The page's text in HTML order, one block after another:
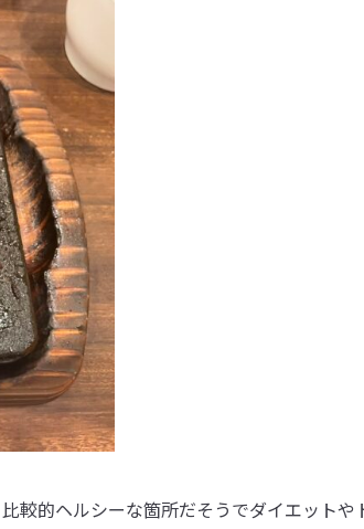
較的ヘルシーな箇所だそうでダイエットや